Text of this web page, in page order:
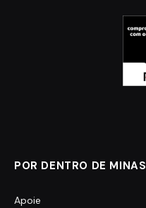
POR DENTRO DE MINAS
Apoie